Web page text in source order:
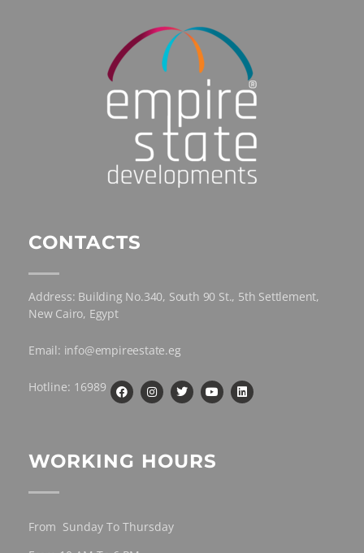
CONTACTS
Address: Building No.340, South 90 St., 5th Settlement,
New Cairo, Egypt
Email: info@empireestate.eg
Hotline: 16989
WORKING HOURS
From Sunday To Thursday